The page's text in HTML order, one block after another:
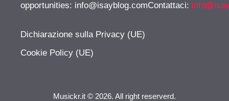
opportunities: info@isayblog.comContattaci:
Dichiarazione sulla Privacy (UE)
Cookie Policy (UE)
Musickr.it © 2026. All right reserverd.